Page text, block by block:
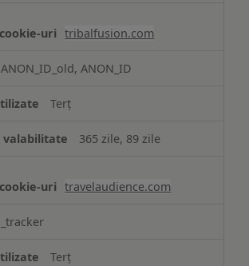
tribalfusion.com
ANON_ID_old, ANON_ID
Terț
365 zile, 89 zile
travelaudience.com
_tracker
Terț